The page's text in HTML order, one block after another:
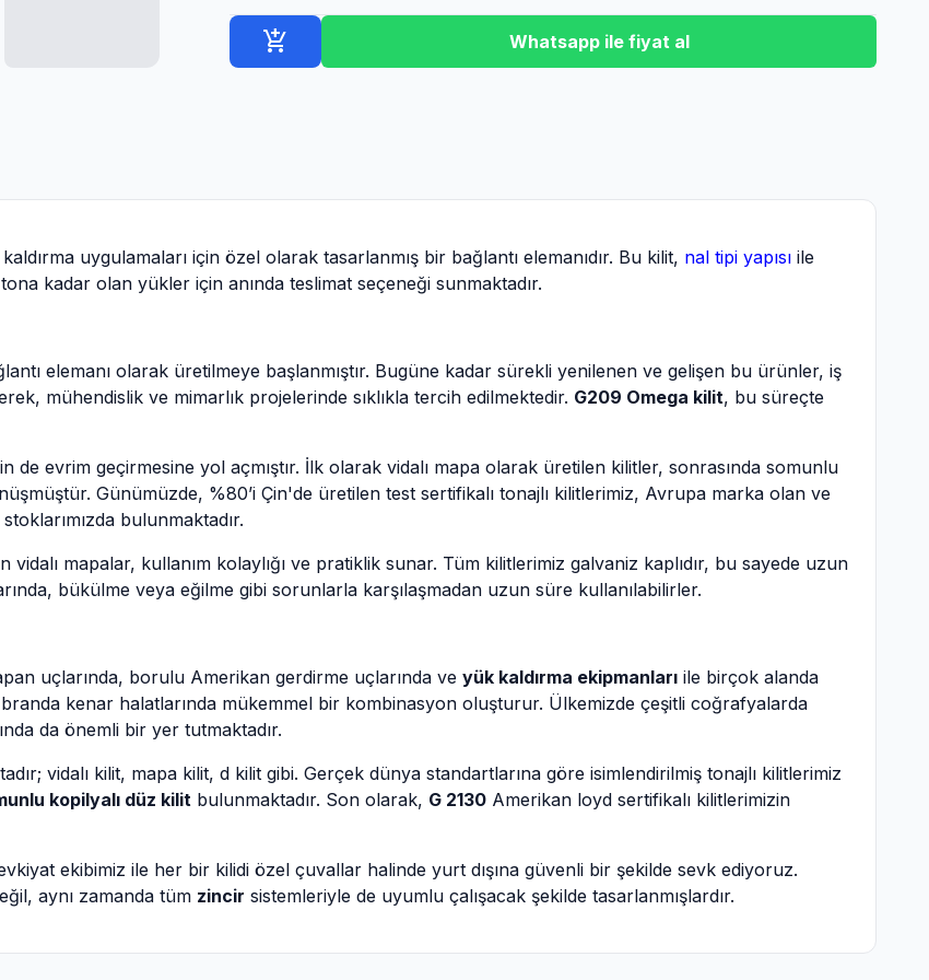
add_shopping_cart Whatsapp ile fiyat al
uygulamaları için özel olarak tasarlanmış bir bağlantı elemanıdır. Bu kilit, nal tipi yapısı ile
kadar olan yükler için anında teslimat seçeneği sunmaktadır.
elemanı olarak üretilmeye başlanmıştır. Bugüne kadar sürekli yenilenen ve gelişen bu ürünler, iş
mühendislik ve mimarlık projelerinde sıklıkla tercih edilmektedir. G209 Omega kilit, bu süreçte
de evrim geçirmesine yol açmıştır. İlk olarak vidalı mapa olarak üretilen kilitler, sonrasında somunlu
Günümüzde, %80’i Çin'de üretilen test sertifikalı tonajlı kilitlerimiz, Avrupa marka olan ve
bulunmaktadır.
mapalar, kullanım kolaylığı ve pratiklik sunar. Tüm kilitlerimiz galvaniz kaplıdır, bu sayede uzun
bükülme veya eğilme gibi sorunlarla karşılaşmadan uzun süre kullanılabilirler.
uçlarında, borulu Amerikan gerdirme uçlarında ve yük kaldırma ekipmanları ile birçok alanda
kenar halatlarında mükemmel bir kombinasyon oluşturur. Ülkemizde çeşitli coğrafyalarda
da önemli bir yer tutmaktadır.
vidalı kilit, mapa kilit, d kilit gibi. Gerçek dünya standartlarına göre isimlendirilmiş tonajlı kilitlerimiz
kopilyalı düz kilit bulunmaktadır. Son olarak, G 2130 Amerikan loyd sertifikalı kilitlerimizin
ekibimiz ile her bir kilidi özel çuvallar halinde yurt dışına güvenli bir şekilde sevk ediyoruz.
aynı zamanda tüm zincir sistemleriyle de uyumlu çalışacak şekilde tasarlanmışlardır.